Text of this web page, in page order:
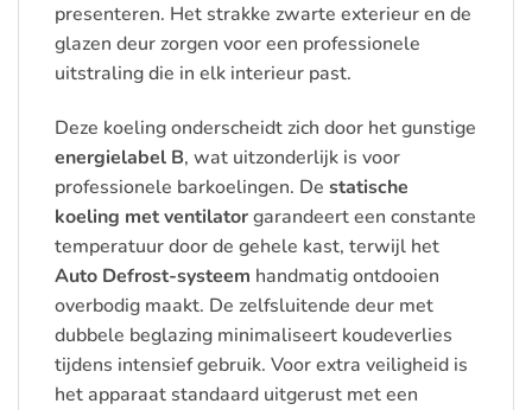
presenteren. Het strakke zwarte exterieur en de
glazen deur zorgen voor een professionele
uitstraling die in elk interieur past.
Deze koeling onderscheidt zich door het gunstige
energielabel B, wat uitzonderlijk is voor
professionele barkoelingen. De statische
koeling met ventilatorgarandeert een constante
temperatuur door de gehele kast, terwijl het
Auto Defrost-systeem handmatig ontdooien
overbodig maakt. De zelfsluitende deur met
dubbele beglazing minimaliseert koudeverlies
tijdens intensief gebruik. Voor extra veiligheid is
het apparaat standaard uitgerust met een